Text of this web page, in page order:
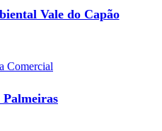
Vale do Capão
Comercial